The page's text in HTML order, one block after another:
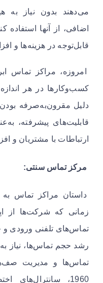
می‌دهند بدون نیاز به
اضافی، از آنها استفاده
قابل‌توجه در هزینه‌ها و
امروزه، مراکز تماس
کسب‌وکارها در هر اندازه
دلیل مقرون‌به‌صرفه
قابلیت‌های پیشرفته،
ارتباطات با مشتریان و
مرکز تماس سنتی:
داستان مراکز تماس به
زمانی که شرکت‌ها از
تماس‌های تلفنی ورودی و
رشد حجم تماس‌ها، نیاز به
تماس‌ها و مدیریت